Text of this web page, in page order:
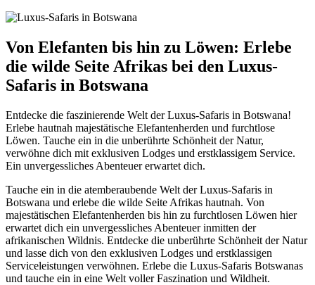
Von Elefanten bis hin zu Löwen: Erlebe
die wilde Seite Afrikas bei den Luxus-
Safaris in Botswana
Entdecke die faszinierende Welt der Luxus-Safaris in Botswana!
Erlebe hautnah majestätische Elefantenherden und furchtlose
Löwen. Tauche ein in die unberührte Schönheit der Natur,
verwöhne dich mit exklusiven Lodges und erstklassigem Service.
Ein unvergessliches Abenteuer erwartet dich.
Tauche ein in die atemberaubende Welt der Luxus-Safaris in
Botswana und erlebe die wilde Seite Afrikas hautnah. Von
majestätischen Elefantenherden bis hin zu furchtlosen Löwen hier
erwartet dich ein unvergessliches Abenteuer inmitten der
afrikanischen Wildnis. Entdecke die unberührte Schönheit der Natur
und lasse dich von den exklusiven Lodges und erstklassigen
Serviceleistungen verwöhnen. Erlebe die Luxus-Safaris Botswanas
und tauche ein in eine Welt voller Faszination und Wildheit.